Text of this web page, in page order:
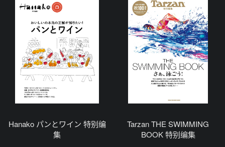
Hanako パンとワイン 特别编
集
Tarzan THE SWIMMING
BOOK 特别编集